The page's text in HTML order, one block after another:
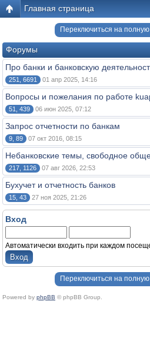
Главная страница
Переключиться на
Форумы
Про банки и банковскую
251, 6691 01 апр 2025, 14:16
Вопросы и пожелания по работе
51, 439 06 июн 2025, 07:12
Запрос отчетности по банкам
9, 89 07 окт 2016, 08:15
Небанковские темы, свободное
217, 1126 07 авг 2026, 22:53
Бухучет и отчетность банков
15, 43 27 ноя 2025, 21:26
Вход
Автоматически входить при каждом
Переключиться на
Powered by phpBB © phpBB Group.